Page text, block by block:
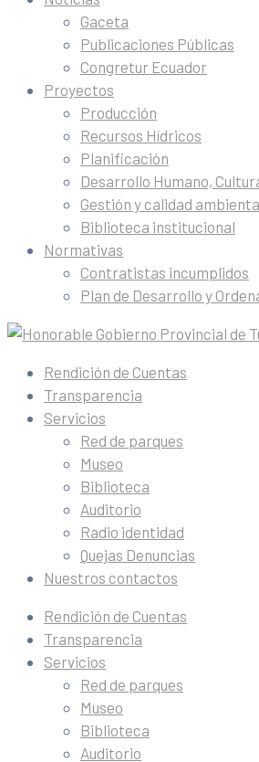
Gaceta
Publicaciones Públicas
Congretur Ecuador
Proyectos
Producción
Recursos Hídricos
Planificación
Desarrollo Humano,
Gestión y calidad
Biblioteca institucional
Normativas
Contratistas incumplidos
Plan de Desarrollo y
Rendición de Cuentas
Transparencia
Servicios
Red de parques
Museo
Biblioteca
Auditorio
Radio identidad
Quejas Denuncias
Nuestros contactos
Rendición de Cuentas
Transparencia
Servicios
Red de parques
Museo
Biblioteca
Auditorio